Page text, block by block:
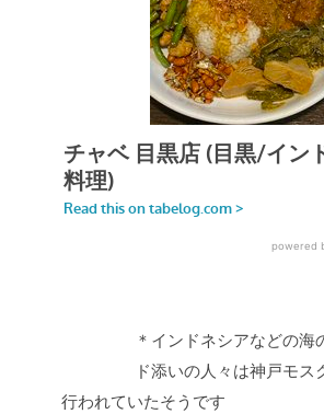
＊インドネシアなどの海
ド添いの人々は神戸モス
行われていたそうです